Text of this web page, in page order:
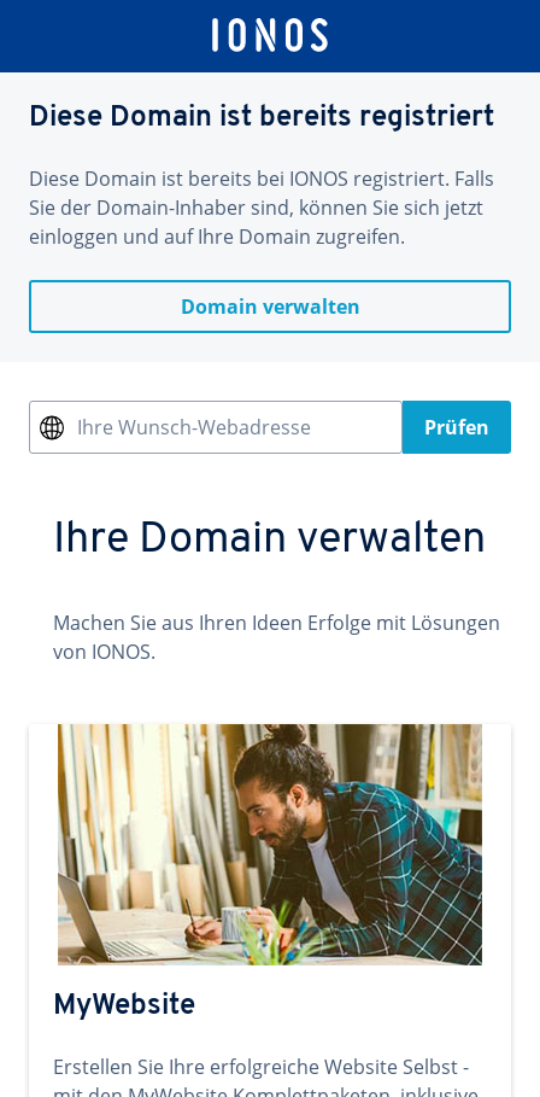
Diese Domain ist bereits registriert
Diese Domain ist bereits bei IONOS registriert. Falls
Sie der Domain-Inhaber sind, können Sie sich jetzt
einloggen und auf Ihre Domain zugreifen.
Domain verwalten
Ihre Wunsch-Webadresse Prüfen
Ihre Domain verwalten
Machen Sie aus Ihren Ideen Erfolge mit Lösungen
von IONOS.
MyWebsite
Erstellen Sie Ihre erfolgreiche Website Selbst -